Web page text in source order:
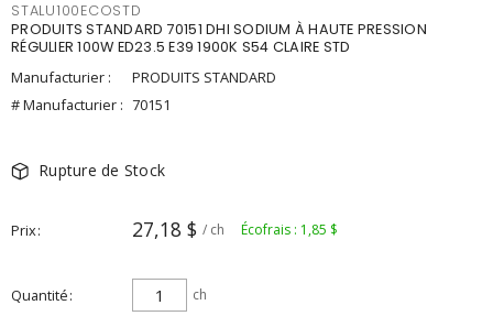
STALU100ECOSTD
PRODUITS STANDARD 70151 DHI SODIUM À HAUTE PRESSION
RÉGULIER 100W ED23.5 E39 1900K S54 CLAIRE STD
Manufacturier :
PRODUITS STANDARD
# Manufacturier : 70151
Rupture de Stock
Prix 27,18 $ / ch Écofrais : 1,85 $
Quantité ch